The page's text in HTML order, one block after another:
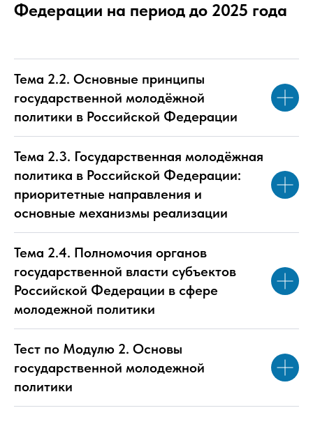
Федерации на период до 2025 года
Тема 2.2. Основные принципы
государственной молодёжной
политики в Российской Федерации
Тема 2.3. Государственная молодёжная
политика в Российской Федерации:
приоритетные направления и
основные механизмы реализации
Тема 2.4. Полномочия органов
государственной власти субъектов
Российской Федерации в сфере
молодежной политики
Тест по Модулю 2. Основы
государственной молодежной
политики